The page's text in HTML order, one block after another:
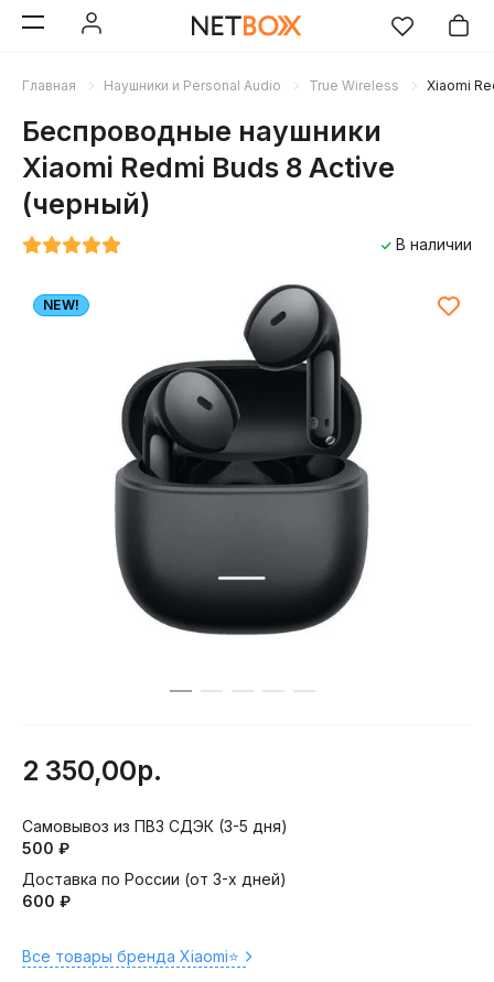
Главная Наушники и Personal Audio True Wireless Xiaomi
Беспроводные наушники
Xiaomi Redmi Buds 8 Active
(черный)
В наличии
NEW!
2 350,00р.
Самовывоз из ПВЗ СДЭК (3-5 дня)
500 ₽
Доставка по России (от 3-х дней)
600 ₽
Все товары бренда Xiaomi⭐️